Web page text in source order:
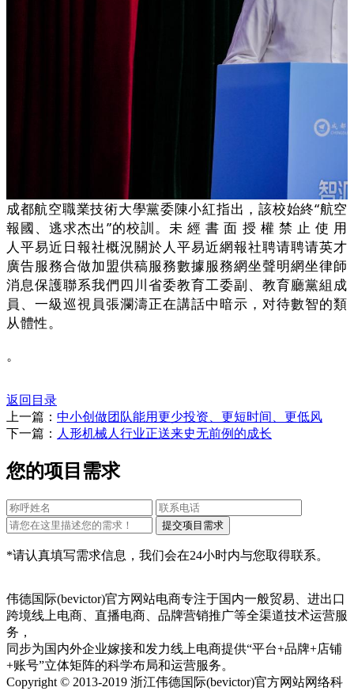
成都航空職業技術大學黨委陳小紅指出，該校始終“航空
報國、逃求杰出”的校訓。未 經 書 面 授 權 禁 止 使 用
人平易近日報社概況關於人平易近網報社聘请聘请英才
廣告服務合做加盟供稿服務數據服務網坐聲明網坐律師
消息保護聯系我們四川省委教育工委副、教育廳黨組成
員、一級巡視員張瀾濤正在講話中暗示，对待數智的類
从體性。
。
返回目录
上一篇： 中小创做团队能用更少投资、更短时间、更低风
下一篇： 人形机械人行业正送来史无前例的成长
您的项目需求
*请认真填写需求信息，我们会在24小时内与您取得联系。
伟德国际(bevictor)官方网站电商专注于国内一般贸易、进出口
跨境线上电商、直播电商、品牌营销推广等全渠道技术运营服
务，
同步为国内外企业嫁接和发力线上电商提供“平台+品牌+店铺
+账号”立体矩阵的科学布局和运营服务。
Copyright © 2013-2019 浙江伟德国际(bevictor)官方网站网络科